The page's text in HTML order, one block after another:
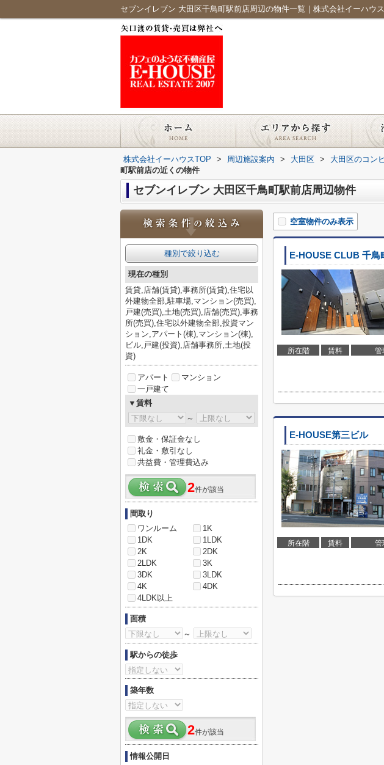
セブンイレブン 大田区千鳥町駅前店周辺の物件一覧｜株式会社イーハウス
株式会社イーハウスTOP > 周辺施設案内 > 大田区 > 大田区のコン
町駅前店の近くの物件
セブンイレブン 大田区千鳥町駅前店周辺物件
空室物件のみ表示
E-HOUSE CLUB 千鳥
所在階 賃料 管
E-HOUSE第三ビル
所在階 賃料 管
種別で絞り込む
現在の種別
賃貸,店舗(賃貸),事務所(賃貸),住宅以
外建物全部,駐車場,マンション(売買),
戸建(売買),土地(売買),店舗(売買),事務
所(売買),住宅以外建物全部,投資マン
ション,アパート(棟),マンション(棟),
ビル,戸建(投資),店舗事務所,土地(投
資)
アパート
マンション
一戸建て
▼賃料
～
敷金・保証金なし
礼金・敷引なし
共益費・管理費込み
2件が該当
間取り
ワンルーム
1K
1DK
1LDK
2K
2DK
2LDK
3K
3DK
3LDK
4K
4DK
4LDK以上
面積
～
駅からの徒歩
築年数
2件が該当
情報公開日